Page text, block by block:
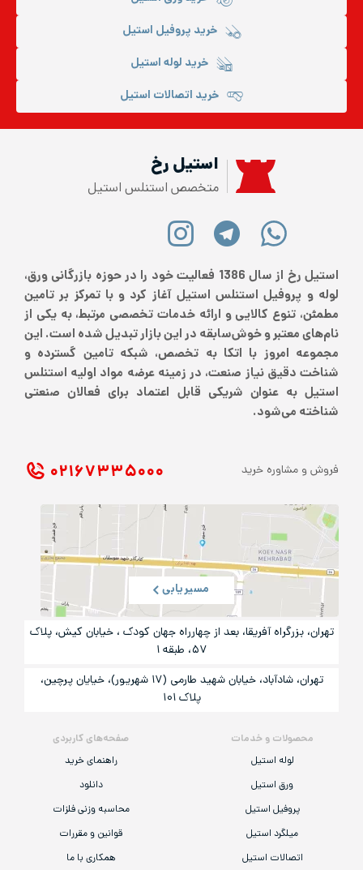
خرید پروفیل استیل
خرید لوله استیل
خرید اتصالات استیل
استیل رخ
متخصص استنلس استیل
استیل رخ از سال 1386 فعالیت خود را در حوزه بازرگانی ورق،
لوله و پروفیل استنلس استیل آغاز کرد و با تمرکز بر تامین
مطمئن، تنوع کالایی و ارائه خدمات تخصصی مرتبط، به یکی از
نام‌های معتبر و خوش‌سابقه در این بازار تبدیل شده است. این
مجموعه امروز با اتکا به تخصص، شبکه تامین گسترده و
شناخت دقیق نیاز صنعت، در زمینه عرضه مواد اولیه استنلس
استیل به عنوان شریکی قابل اعتماد برای فعالان صنعتی
شناخته می‌شود.
محصولات و خدمات
لوله استیل
ورق استیل
پروفیل استیل
میلگرد استیل
اتصالات استیل
صفحه‌های کاربردی
راهنمای خرید
دانلود
محاسبه وزنی فلزات
قوانین و مقررات
همکاری با ما
فروش و مشاوره خرید ۰۲۱ ۶۷۳۳۵۰۰۰
مسیریابی
تهران، بزرگراه آفریقا، بعد از چهارراه جهان کودک ، خیابان کیش، پلاک
۵۷، طبقه ۱
تهران، شادآباد، خیابان شهید طارمی (۱۷ شهریور)، خیایان پرچین،
پلاک ۱۰۱